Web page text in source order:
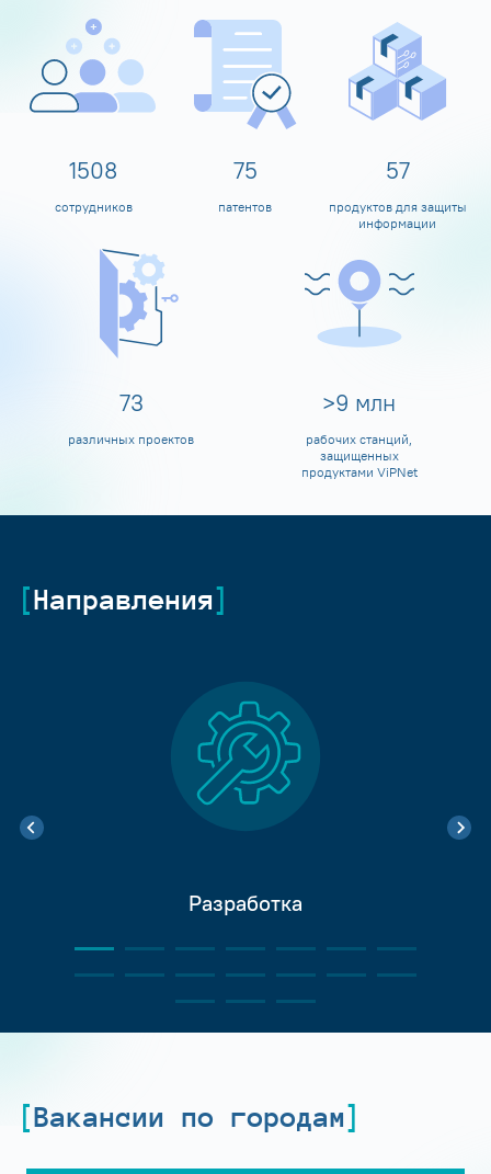
1600
сотрудников
80
патентов
60
продуктов для защиты
информации
80
различных проектов
>10 млн
рабочих станций,
защищенных
продуктами ViPNet
Направления
Разработка
Вакансии по городам